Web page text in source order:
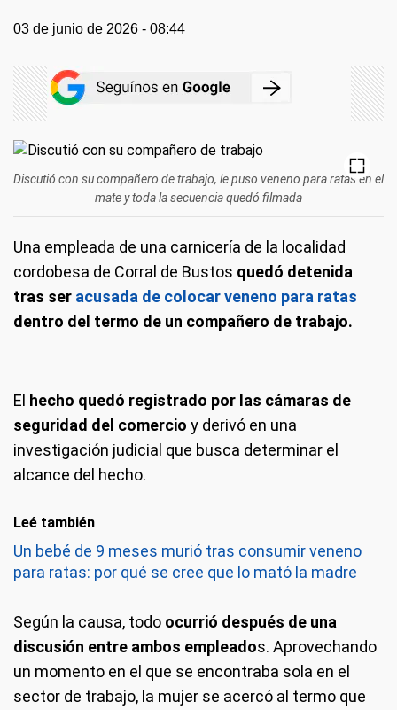
03 de junio de 2026 - 08:44
Discutió con su compañero de trabajo, le puso veneno para ratas en el
mate y toda la secuencia quedó filmada
Una empleada de una carnicería de la localidad
cordobesa de Corral de Bustos quedó detenida
tras ser acusada de colocar veneno para ratas
dentro del termo de un compañero de trabajo.
El hecho quedó registrado por las cámaras de
seguridad del comercio y derivó en una
investigación judicial que busca determinar el
alcance del hecho.
Leé también
Un bebé de 9 meses murió tras consumir veneno
para ratas: por qué se cree que lo mató la madre
Según la causa, todo ocurrió después de una
discusión entre ambos empleados. Aprovechando
un momento en el que se encontraba sola en el
sector de trabajo, la mujer se acercó al termo que